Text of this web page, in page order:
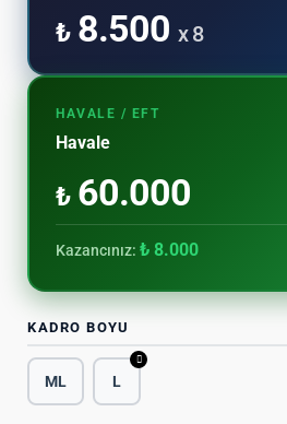
₺8.500 x 8
HAVALE / EFT
Havale
₺60.000
Kazancınız: ₺ 8.000
KADRO BOYU
ML L